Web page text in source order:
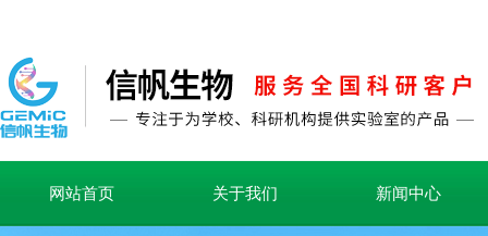
网站首页 关于我们 新闻中心